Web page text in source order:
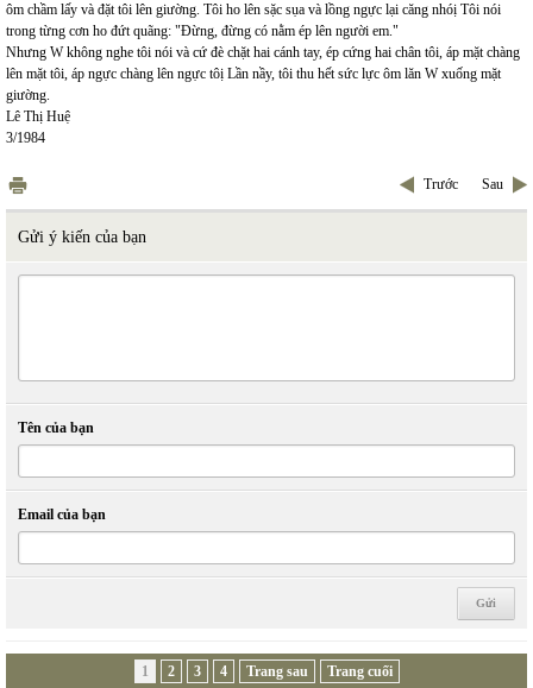
ôm chầm lấy và đặt tôi lên giường. Tôi ho lên sặc sụa và lồng ngực lại căng nhóị Tôi nói
trong từng cơn ho đứt quãng: "Đừng, đừng có nằm ép lên người em."
Nhưng W không nghe tôi nói và cứ đè chặt hai cánh tay, ép cứng hai chân tôi, áp mặt chàng
lên mặt tôi, áp ngực chàng lên ngực tôị Lần nầy, tôi thu hết sức lực ôm lăn W xuống mặt
giường.
Lê Thị Huệ
3/1984
Trước Sau
Gửi ý kiến của bạn
Tên của bạn
Email của bạn
1 2 3 4 Trang sau Trang cuối